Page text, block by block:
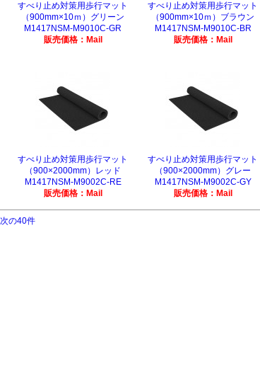
すべり止め対策用歩行マット
（900mm×10ｍ）グリーン
M1417NSM-M9010C-GR
販売価格：Mail
すべり止め対策用歩行マット
（900mm×10ｍ）ブラウン
M1417NSM-M9010C-BR
販売価格：Mail
すべり止め対策用歩行マット
（900×2000mm）レッド
M1417NSM-M9002C-RE
販売価格：Mail
すべり止め対策用歩行マット
（900×2000mm）グレー
M1417NSM-M9002C-GY
販売価格：Mail
次の40件